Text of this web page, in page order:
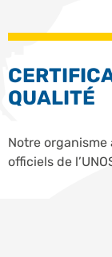
QUALITÉ
Notre
officiels de